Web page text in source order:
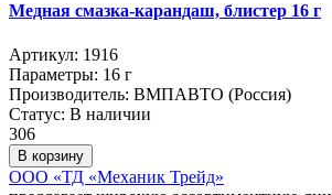
Медная смазка-карандаш, блистер 16 г
Артикул: 1916
Параметры: 16 г
Производитель: ВМПАВТО (Россия)
Статус: В наличии
306
В корзину
ООО «ТД «Механик Трейд»